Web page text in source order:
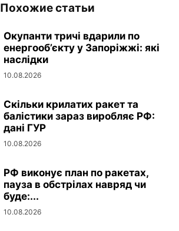
Похожие статьи
Окупанти тричі вдарили по
енергооб’єкту у Запоріжжі: які
наслідки
10.08.2026
Скільки крилатих ракет та
балістики зараз виробляє РФ:
дані ГУР
10.08.2026
РФ виконує план по ракетах,
пауза в обстрілах навряд чи
буде:...
10.08.2026